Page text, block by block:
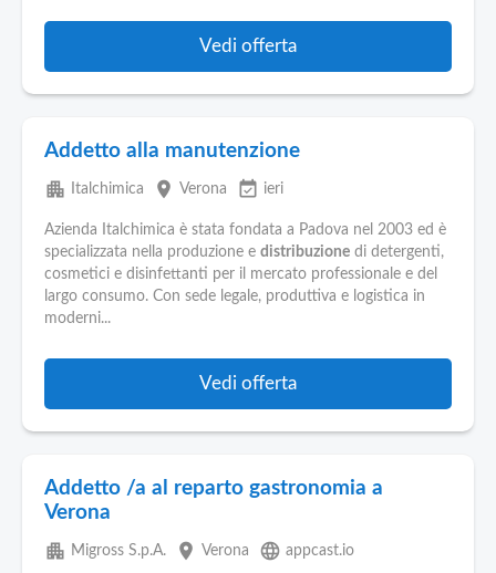
Vedi offerta
Addetto alla manutenzione
apartment Italchimica place Verona event_available ieri
Azienda Italchimica è stata fondata a Padova nel 2003 ed è
specializzata nella produzione e distribuzione di detergenti,
cosmetici e disinfettanti per il mercato professionale e del
largo consumo. Con sede legale, produttiva e logistica in
moderni...
Vedi offerta
Addetto /a al reparto gastronomia a
Verona
apartment Migross S.p.A. place Verona language appcast.io